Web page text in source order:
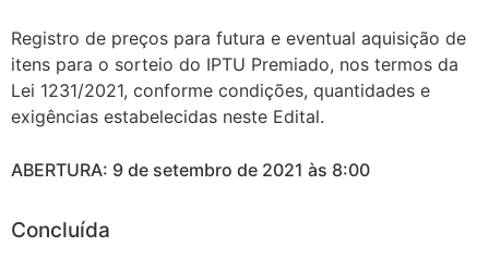
Registro de preços para futura e eventual aquisição de
itens para o sorteio do IPTU Premiado, nos termos da
Lei 1231/2021, conforme condições, quantidades e
exigências estabelecidas neste Edital.
ABERTURA: 9 de setembro de 2021 às 8:00
Concluída